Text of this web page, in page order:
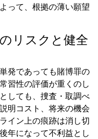
って、根拠の薄い願望
リスクと健全
発であっても賭博罪の
習性の評価が重くのし
しても、捜査・取調べ
明コスト、将来の機会
イン上の痕跡は消し切
年になって不利益とし